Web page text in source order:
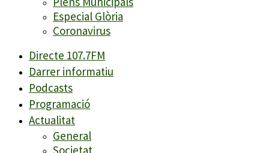
Especial Glòria
Coronavirus
Directe 107.7FM
Darrer informatiu
Podcasts
Programació
Actualitat
General
Societat